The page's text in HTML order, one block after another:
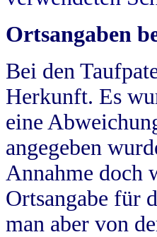
Ortsangaben
Bei den
Herkunft. Es
eine
angegeben
Annahme doch
Ortsangabe für
man aber von